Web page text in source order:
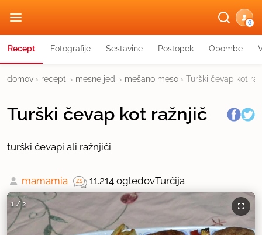
G
Recept Fotografije Sestavine Postopek Opombe
domov › recepti › mesne jedi › mešano meso › Turški čevap kot
Turški čevap kot ražnjič
turški čevapi ali ražnjiči
mamamia 11.214 ogledovTurčija
1 / 2